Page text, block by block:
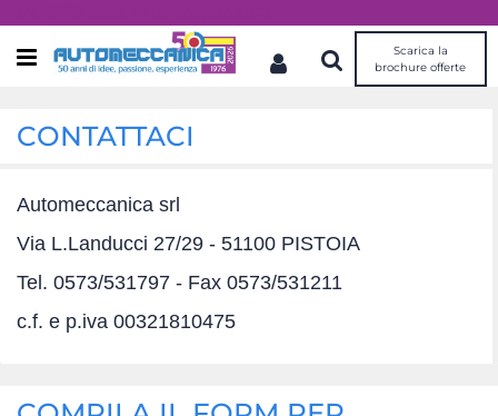
Open menu
Scarica la
brochure offerte
CONTATTACI
Automeccanica srl
Via L.Landucci 27/29 - 51100 PISTOIA
Tel. 0573/531797 - Fax 0573/531211
c.f. e p.iva 00321810475